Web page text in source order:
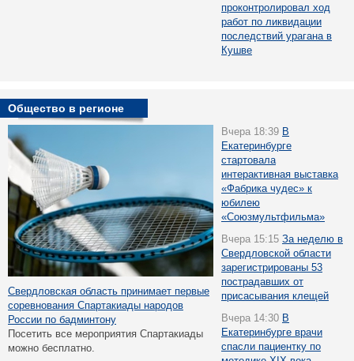
проконтролировал ход
работ по ликвидации
последствий урагана в
Кушве
Общество в регионе
Свердловская область принимает первые
соревнования Спартакиады народов
России по бадминтону
Посетить все мероприятия Спартакиады
можно бесплатно.
Вчера 18:39 В
Екатеринбурге
стартовала
интерактивная выставка
«Фабрика чудес» к
юбилею
«Союзмультфильма»
Вчера 15:15 За неделю в
Свердловской области
зарегистрированы 53
пострадавших от
присасывания клещей
Вчера 14:30 В
Екатеринбурге врачи
спасли пациентку по